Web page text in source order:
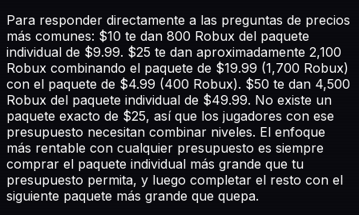
Para responder directamente a las preguntas de precios
más comunes: $10 te dan 800 Robux del paquete
individual de $9.99. $25 te dan aproximadamente 2,100
Robux combinando el paquete de $19.99 (1,700 Robux)
con el paquete de $4.99 (400 Robux). $50 te dan 4,500
Robux del paquete individual de $49.99. No existe un
paquete exacto de $25, así que los jugadores con ese
presupuesto necesitan combinar niveles. El enfoque
más rentable con cualquier presupuesto es siempre
comprar el paquete individual más grande que tu
presupuesto permita, y luego completar el resto con el
siguiente paquete más grande que quepa.